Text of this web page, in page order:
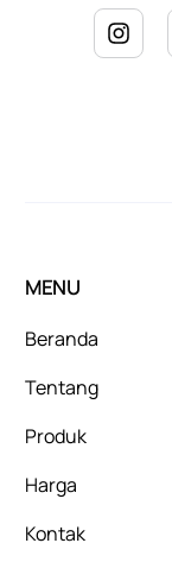
MENU
Beranda
Tentang
Produk
Harga
Kontak